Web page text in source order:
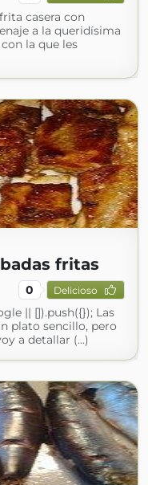
casera con
a la queridísima
la que les
fritas
0 Delicioso
|| []).push({}); Las
plato sencillo, pero
a detallar (...)